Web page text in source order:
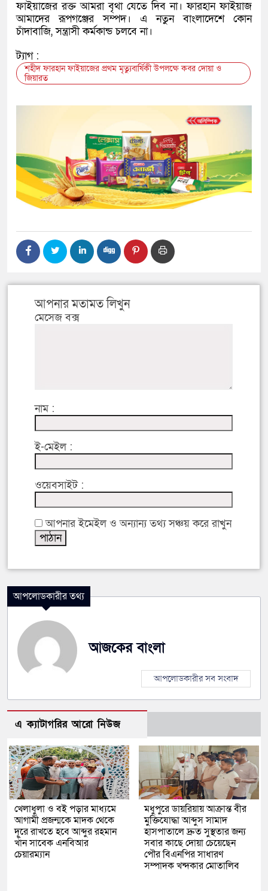
ফাইয়াজের রক্ত আমরা বৃথা যেতে দিব না। ফারহান ফাইয়াজ
আমাদের রূপগঞ্জের সম্পদ। এ নতুন বাংলাদেশে কোন
চাঁদাবাজি, সন্ত্রাসী কর্মকান্ড চলবে না।
ট্যাগ :
শহীদ ফারহান ফাইয়াজের প্রথম মৃত্যুবার্ষিকী উপলক্ষে কবর দোয়া ও
জিয়ারত
আপনার মতামত লিখুন
মেসেজ বক্স
নাম :
ই-মেইল :
ওয়েবসাইট :
আপনার ইমেইল ও অন্যান্য তথ্য সঞ্চয় করে রাখুন
আপলোডকারীর তথ্য
আজকের বাংলা
আপলোডকারীর সব সংবাদ
এ ক্যাটাগরির আরো নিউজ
খেলাধুলা ও বই পড়ার মাধ্যমে
আগামী প্রজন্মকে মাদক থেকে
দূরে রাখতে হবে আব্দুর রহমান
খাঁন সাবেক এনবিআর
চেয়ারম্যান
মধুপুরে ডায়রিয়ায় আক্রান্ত বীর
মুক্তিযোদ্ধা আব্দুস সামাদ
হাসপাতালে দ্রুত সুস্থতার জন্য
সবার কাছে দোয়া চেয়েছেন
পৌর বিএনপির সাধারণ
সম্পাদক খন্দকার মোতালিব